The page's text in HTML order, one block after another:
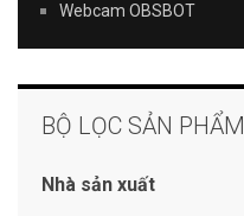
Webcam OBSBOT
BỘ LỌC SẢN PHẨM
Nhà sản xuất